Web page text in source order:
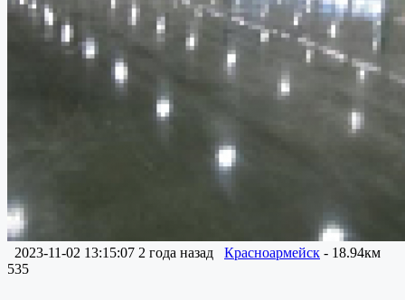
2023-11-02 13:15:07 2 года назад Красноармейск - 18.94км
535